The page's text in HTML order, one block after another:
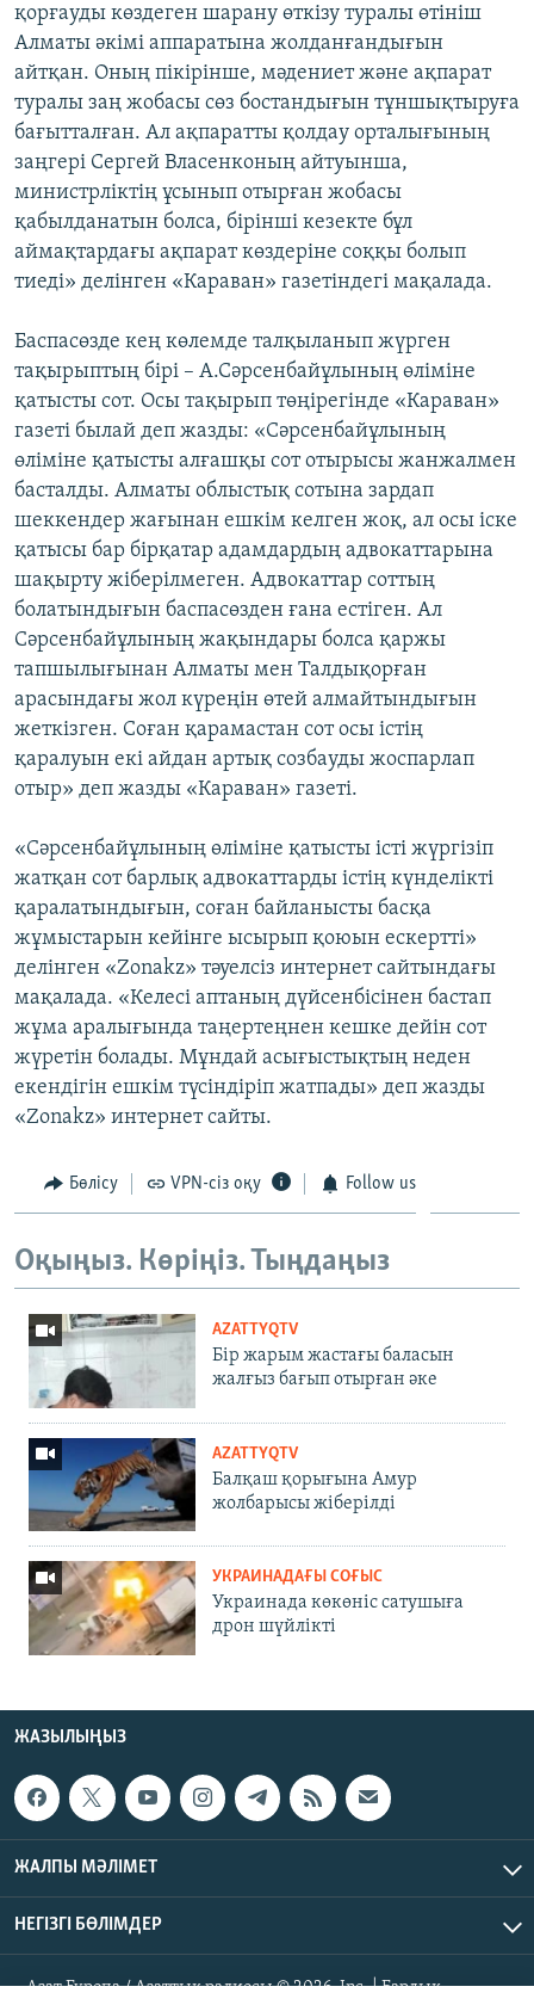
қорғауды көздеген шарану өткізу туралы өтініш
Алматы әкімі аппаратына жолданғандығын
айтқан. Оның пікірінше, мәдениет және ақпарат
туралы заң жобасы сөз бостандығын тұншықтыруға
бағытталған. Ал ақпаратты қолдау орталығының
заңгері Сергей Власенконың айтуынша,
министрліктің ұсынып отырған жобасы
қабылданатын болса, бірінші кезекте бұл
аймақтардағы ақпарат көздеріне соққы болып
тиеді» делінген «Караван» газетіндегі мақалада.
Баспасөзде кең көлемде талқыланып жүрген
тақырыптың бірі – А.Сәрсенбайұлының өліміне
қатысты сот. Осы тақырып төңірегінде «Караван»
газеті былай деп жазды: «Сәрсенбайұлының
өліміне қатысты алғашқы сот отырысы жанжалмен
басталды. Алматы облыстық сотына зардап
шеккендер жағынан ешкім келген жоқ, ал осы іске
қатысы бар бірқатар адамдардың адвокаттарына
шақырту жіберілмеген. Адвокаттар соттың
болатындығын баспасөзден ғана естіген. Ал
Сәрсенбайұлының жақындары болса қаржы
тапшылығынан Алматы мен Талдықорған
арасындағы жол күреңін өтей алмайтындығын
жеткізген. Соған қарамастан сот осы істің
қаралуын екі айдан артық созбауды жоспарлап
отыр» деп жазды «Караван» газеті.
«Сәрсенбайұлының өліміне қатысты істі жүргізіп
жатқан сот барлық адвокаттарды істің күнделікті
қаралатындығын, соған байланысты басқа
жұмыстарын кейінге ысырып қоюын ескертті»
делінген «Zonakz» тәуелсіз интернет сайтындағы
мақалада. «Келесі аптаның дүйсенбісінен бастап
жұма аралығында таңертеңнен кешке дейін сот
жүретін болады. Мұндай асығыстықтың неден
екендігін ешкім түсіндіріп жатпады» деп жазды
«Zonakz» интернет сайты.
Бөлісу VPN-сіз оқу Follow us
Оқыңыз. Көріңіз. Тыңдаңыз
AZATTYQTV
Бір жарым жастағы баласын
жалғыз бағып отырған әке
AZATTYQTV
Балқаш қорығына Амур
жолбарысы жіберілді
УКРАИНАДАҒЫ СОҒЫС
Украинада көкөніс сатушыға
дрон шүйлікті
ЖАЗЫЛЫҢЫЗ
ЖАЛПЫ МӘЛІМЕТ
НЕГІЗГІ БӨЛІМДЕР
Азат Еуропа / Азаттық радиосы © 2026, Inc. | Барлық